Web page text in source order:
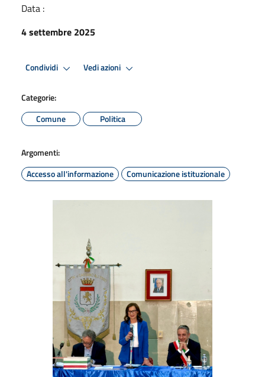
Data :
4 settembre 2025
Condividi Vedi azioni
Categorie:
Comune
Politica
Argomenti:
Accesso all'informazione
Comunicazione istituzionale